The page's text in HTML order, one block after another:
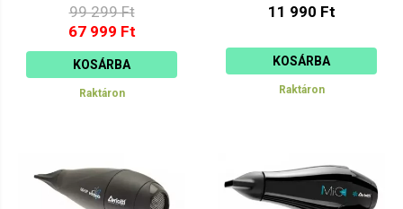
99 299 Ft
67 999 Ft
KOSÁRBA
Raktáron
11 990 Ft
KOSÁRBA
Raktáron